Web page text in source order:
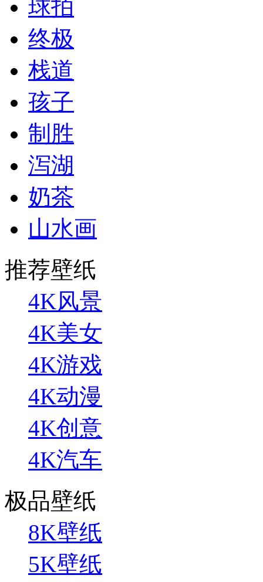
球拍
终极
栈道
孩子
制胜
泻湖
奶茶
山水画
推荐壁纸
4K风景
4K美女
4K游戏
4K动漫
4K创意
4K汽车
极品壁纸
8K壁纸
5K壁纸